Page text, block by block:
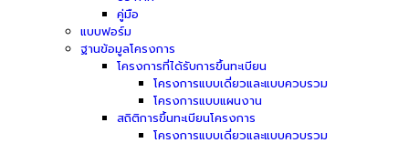
คู่มือ
แบบฟอร์ม
ฐานข้อมูลโครงการ
โครงการที่ได้รับการขึ้นทะเบียน
โครงการแบบเดี่ยวและแบบควบรวม
โครงการแบบแผนงาน
สถิติการขึ้นทะเบียนโครงการ
โครงการแบบเดี่ยวและแบบควบรวม